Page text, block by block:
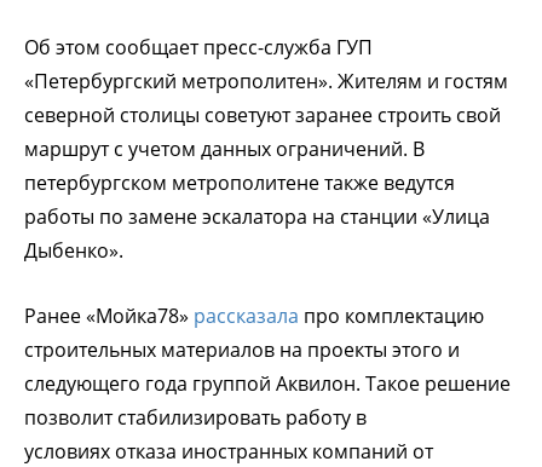
Об этом сообщает пресс-служба ГУП
«Петербургский метрополитен». Жителям и гостям
северной столицы советуют заранее строить свой
маршрут с учетом данных ограничений. В
петербургском метрополитене также ведутся
работы по замене эскалатора на станции «Улица
Дыбенко».
Ранее «Мойка78» рассказала про комплектацию
строительных материалов на проекты этого и
следующего года группой Аквилон. Такое решение
позволит стабилизировать работу в
условиях отказа иностранных компаний от